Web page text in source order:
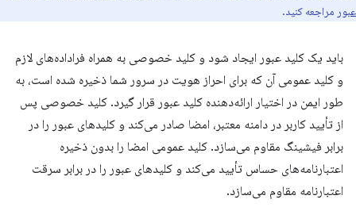
عبور مراجعه کنید.
باید یک کلید عبور ایجاد شود و کلید خصوصی به همراه فراداده‌های لازم
و کلید عمومی آن که برای احراز هویت در سرور شما ذخیره شده است، به
طور ایمن در اختیار ارائه‌دهنده کلید عبور قرار گیرد. کلید خصوصی پس
از تأیید کاربر در دامنه معتبر، امضا صادر می‌کند و کلیدهای عبور را در
برابر فیشینگ مقاوم می‌سازد. کلید عمومی امضا را بدون ذخیره
اعتبارنامه‌های حساس تأیید می‌کند و کلیدهای عبور را در برابر سرقت
اعتبارنامه مقاوم می‌سازد.